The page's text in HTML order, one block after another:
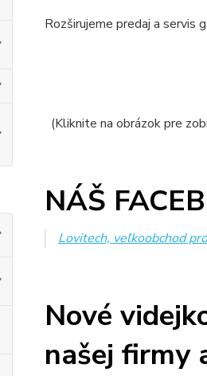
Rozširujeme predaj a servis
(Kliknite na obrázok pre
NÁŠ
Lovitech, veľkoobchod
Nové
našej firmy